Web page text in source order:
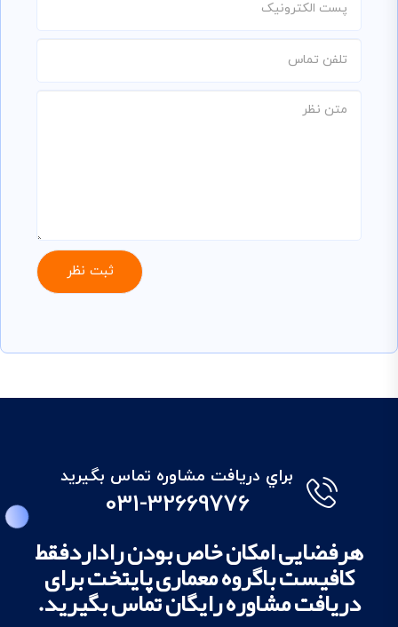
براي دريافت مشاوره تماس بگيريد
031-32669776
هرفضایی امکان خاص بودن راداردفقط
کافیست باگروه معماری پایتخت برای
دریافت مشاوره رایگان تماس بگیرید.